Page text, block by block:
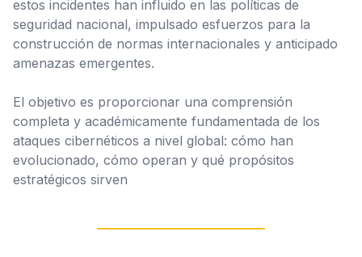
estos incidentes han influido en las políticas de
seguridad nacional, impulsado esfuerzos para la
construcción de normas internacionales y anticipado
amenazas emergentes.
El objetivo es proporcionar una comprensión
completa y académicamente fundamentada de los
ataques cibernéticos a nivel global: cómo han
evolucionado, cómo operan y qué propósitos
estratégicos sirven